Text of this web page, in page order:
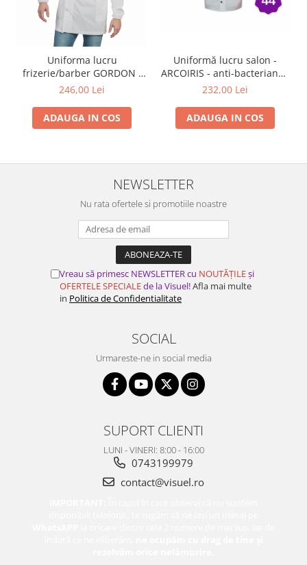
Uniforma lucru
frizerie/barber GORDON -
măsura M
246,00 Lei
ADAUGA IN COS
Uniformă lucru salon -
ARCOIRIS - anti-bacteriana -
masura 44
232,00 Lei
ADAUGA IN COS
NEWSLETTER
Nu rata ofertele si promotiile noastre
Vreau să primesc NEWSLETTER cu NOUTĂȚILEși
OFERTELE SPECIALEde la Visuel!Afla mai multe
in Politica de Confidentialitate
SOCIAL
Urmareste-ne in social media
SUPORT CLIENTI
LUNI - VINERI: 8:00 - 16:00
0743199979
contact@visuel.ro